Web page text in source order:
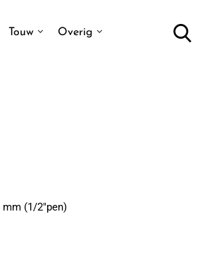
Touw Overig
(1/2″pen)